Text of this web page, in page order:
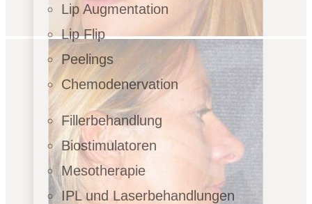
Lip Augmentation
Lip Flip
Peelings
Chemodenervation
Fillerbehandlung
Biostimulatoren
Mesotherapie
IPL und Laserbehandlungen